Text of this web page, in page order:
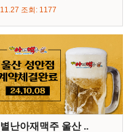
11.27 조회: 1177
별난아재맥주 울산 ..